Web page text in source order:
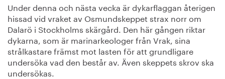
Under denna och nästa vecka är dykarflaggan återigen
hissad vid vraket av Osmundskeppet strax norr om
Dalarö i Stockholms skärgård. Den här gången riktar
dykarna, som är marinarkeologer från Vrak, sina
strålkastare främst mot lasten för att grundligare
undersöka vad den består av. Även skeppets skrov ska
undersökas.